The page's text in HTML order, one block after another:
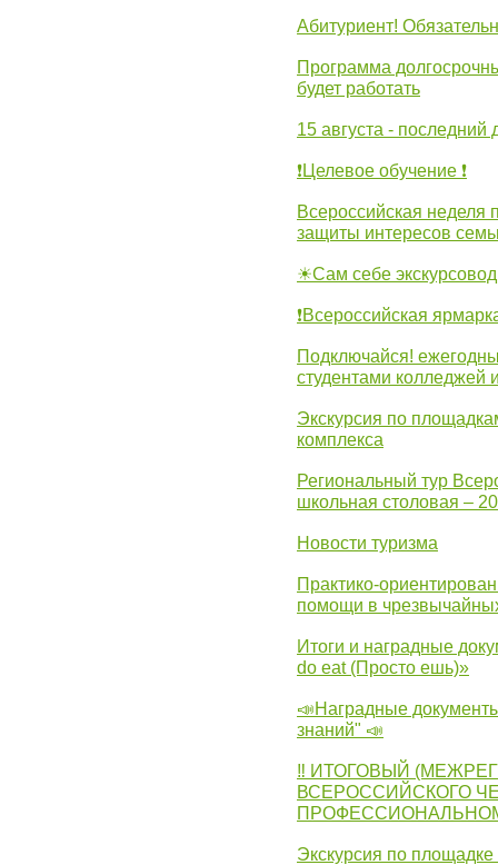
Абитуриент!
Программа
будет работать
15 августа - последний
❗Целевое обучение ❗
Всероссийская
защиты интересов
☀Сам себе экскурсовод
❗Всероссийская
Подключайся!
студентами колледжей
Экскурсия по
комплекса
Региональный тур
школьная столовая –
Новости туризма
Практико-
помощи в
Итоги и наградные
do eat (Просто ешь)»
📣Наградные
знаний" 📣
‼ ИТОГОВЫЙ
ВСЕРОССИЙСКОГО
Экскурсия по